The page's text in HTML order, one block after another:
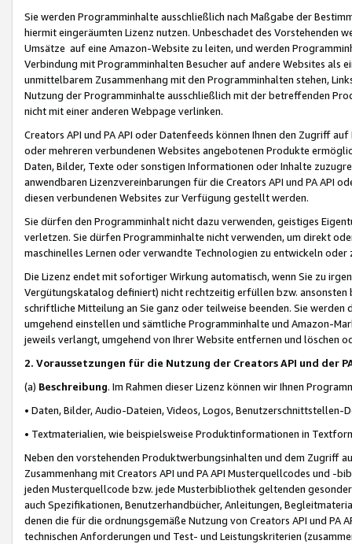
Sie werden Programminhalte ausschließlich nach Maßgabe der
hiermit eingeräumten Lizenz nutzen. Unbeschadet des Vorstehenden
Umsätze auf eine Amazon-Website zu leiten, und werden
Verbindung mit Programminhalten Besucher auf andere Websites als
unmittelbarem Zusammenhang mit den Programminhalten stehen,
Nutzung der Programminhalte ausschließlich mit der betreffenden
nicht mit einer anderen Webpage verlinken.
Creators API und PA API oder Datenfeeds können Ihnen den Zugriff
oder mehreren verbundenen Websites angebotenen Produkte
Daten, Bilder, Texte oder sonstigen Informationen oder Inhalte
anwendbaren Lizenzvereinbarungen für die Creators API und PA API
diesen verbundenen Websites zur Verfügung gestellt werden.
Sie dürfen den Programminhalt nicht dazu verwenden, geistiges
verletzen. Sie dürfen Programminhalte nicht verwenden, um direkt
maschinelles Lernen oder verwandte Technologien zu entwickeln
Die Lizenz endet mit sofortiger Wirkung automatisch, wenn Sie zu
Vergütungskatalog definiert) nicht rechtzeitig erfüllen bzw. ansonsten
schriftliche Mitteilung an Sie ganz oder teilweise beenden. Sie werden
umgehend einstellen und sämtliche Programminhalte und Amazon-
jeweils verlangt, umgehend von Ihrer Website entfernen und löschen
2. Voraussetzungen für die Nutzung der Creators API und der
(a) Beschreibung. Im Rahmen dieser Lizenz können wir Ihnen
• Daten, Bilder, Audio-Dateien, Videos, Logos, Benutzerschnittstellen-
• Textmaterialien, wie beispielsweise Produktinformationen in
Neben den vorstehenden Produktwerbungsinhalten und dem Zugriff
Zusammenhang mit Creators API und PA API Musterquellcodes und
jeden Musterquellcode bzw. jede Musterbibliothek geltenden
auch Spezifikationen, Benutzerhandbücher, Anleitungen,
denen die für die ordnungsgemäße Nutzung von Creators API und PA
technischen Anforderungen und Test- und Leistungskriterien